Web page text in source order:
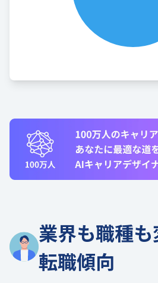
業界も職種
転職傾向